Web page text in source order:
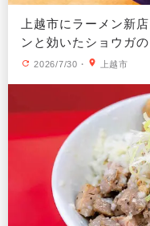
上越市にラーメン新
ンと効いたショウガ
2026/7/30 ・ 上越市